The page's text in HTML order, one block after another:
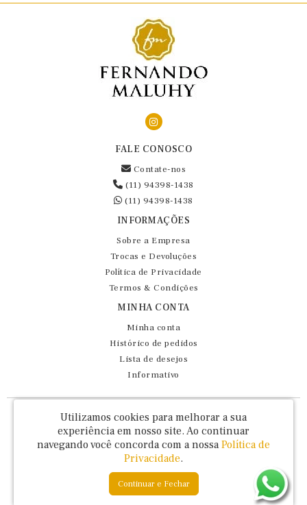
FALE CONOSCO
Contate-nos
(11) 94398-1438
(11) 94398-1438
INFORMAÇÕES
Sobre a Empresa
Trocas e Devoluções
Política de Privacidade
Termos & Condições
MINHA CONTA
Minha conta
Histórico de pedidos
Lista de desejos
Informativo
Fernando Maluhy Cia Ltda - CNPJ: 60.458.825/0001-86
Rua Dr Euclydes da Cunha, 47 - Brás - São Paulo / SP - CEP 03016-030
Fernando Maluhy © 2026
Utilizamos cookies para melhorar a sua
experiência em nosso site. Ao continuar
navegando você concorda com a nossa Política de
Privacidade.
Continuar e Fechar